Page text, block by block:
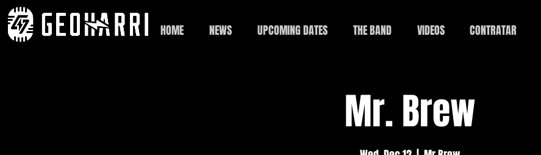
HOME NEWS UPCOMING DATES THE BAND VIDEOS CONTRATAR
Mr. Brew